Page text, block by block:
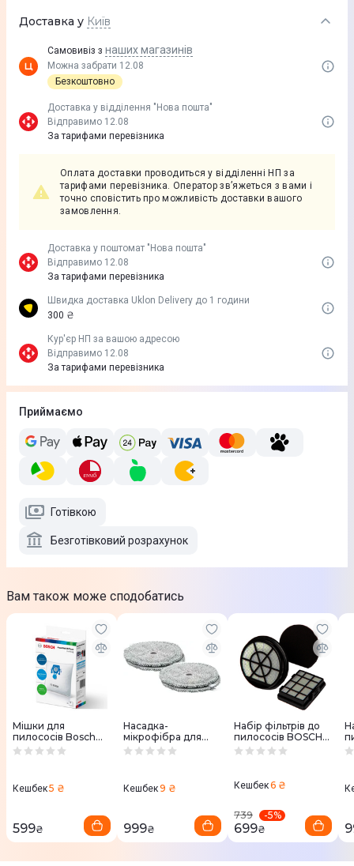
Доставка у Київ
Самовивіз з наших магазинів
Можна забрати 12.08
Безкоштовно
Доставка у вiддiлення "Нова пошта"
Відправимо 12.08
За тарифами перевізника
Оплата доставки проводиться у відділенні НП за
тарифами перевізника. Оператор зв’яжеться з вами і
точно сповістить про можливість доставки вашого
замовлення.
Доставка у поштомат "Нова пошта"
Відправимо 12.08
За тарифами перевізника
Швидка доставка Uklon Delivery до 1 години
300 ₴
Кур'єр НП за вашою адресою
Відправимо 12.08
За тарифами перевізника
Приймаємо
Готівкою
Безготівковий розрахунок
Вам також може сподобатись
Мішки для
пилососів Bosch
BBZWD4BAG
Кешбек5 ₴
599₴
Насадка-
мікрофібра для
пилососу Bosch
Кешбек9 ₴
999₴
Набір фільтрів до
пилососів BOSCH
BBZ152EF
Кешбек6 ₴
739 -5%
699₴